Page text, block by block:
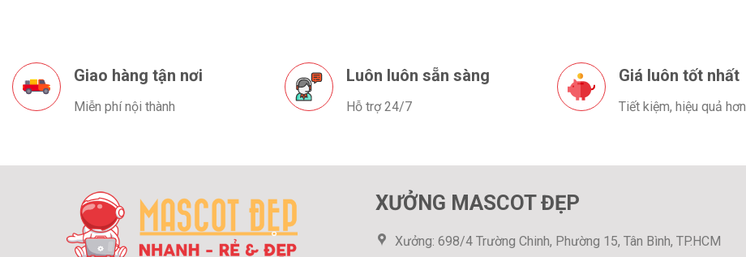
Giao hàng tận nơi
Miễn phí nội thành
Luôn luôn sẵn sàng
Hỗ trợ 24/7
Giá luôn tốt nhất
Tiết kiệm, hiệu quả hơn
XƯỞNG MASCOT ĐẸP
Xưởng: 698/4 Trường Chinh, Phường 15, Tân Bình, TP.HCM